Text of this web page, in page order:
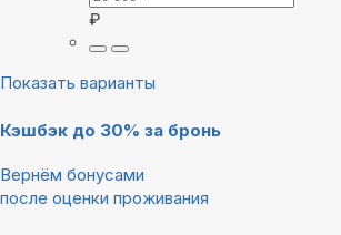
₽
Показать варианты
Кэшбэк до 30% за бронь
Вернём бонусами
после оценки проживания